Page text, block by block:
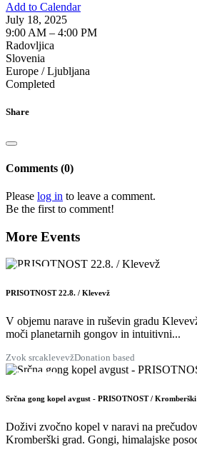
Add to Calendar
July 18, 2025
9:00 AM – 4:00 PM
Radovljica
Slovenia
Europe / Ljubljana
Completed
Share
Comments (0)
Please log in to leave a comment.
Be the first to comment!
More Events
AUG
PRISOTNOST 22.8. / Klevevž
V objemu narave in ruševin gradu
moči planetarnih gongov in intuitivni...
Zvok srcaklevevžDonation based
Srčna gong kopel avgust - PRISOTNOST /
Doživi zvočno kopel v naravi na
Kromberški grad. Gongi, himalajske